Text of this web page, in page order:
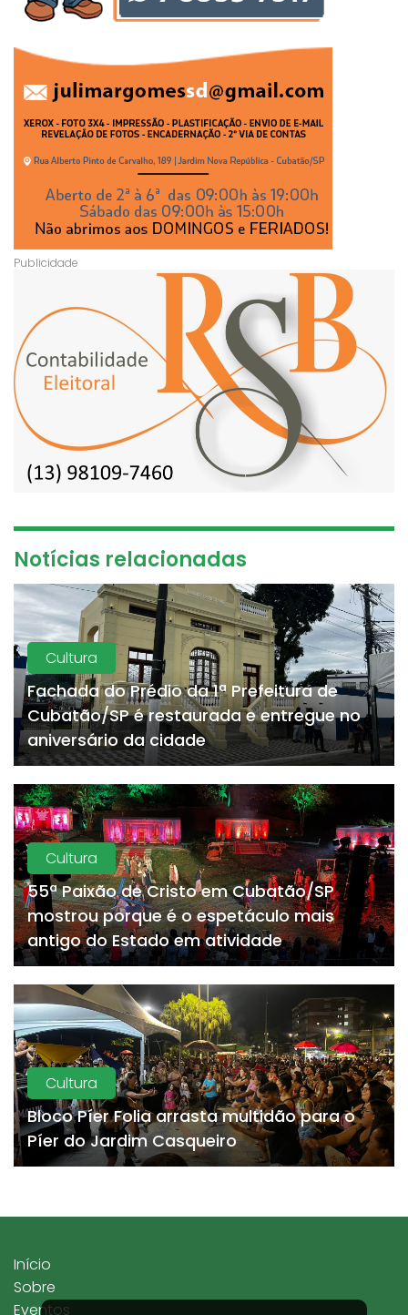
Notícias relacionadas
Cultura
Fachada do Prédio da 1ª Prefeitura de
Cubatão/SP é restaurada e entregue no
aniversário da cidade
Cultura
55ª Paixão de Cristo em Cubatão/SP
mostrou porque é o espetáculo mais
antigo do Estado em atividade
Cultura
Bloco Píer Folia arrasta multidão para o
Píer do Jardim Casqueiro
Início
Sobre
Eventos